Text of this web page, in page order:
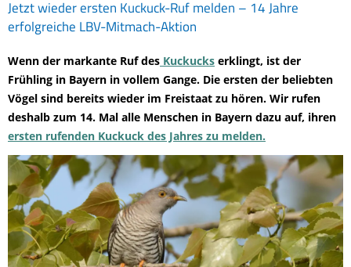
Jetzt wieder ersten Kuckuck-Ruf melden – 14 Jahre
erfolgreiche LBV-Mitmach-Aktion
Wenn der markante Ruf des Kuckucks erklingt, ist der
Frühling in Bayern in vollem Gange. Die ersten der beliebten
Vögel sind bereits wieder im Freistaat zu hören. Wir rufen
deshalb zum 14. Mal alle Menschen in Bayern dazu auf, ihren
ersten rufenden Kuckuck des Jahres zu melden.